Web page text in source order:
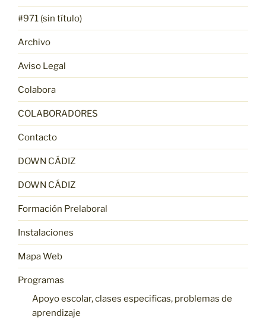
#971 (sin título)
Archivo
Aviso Legal
Colabora
COLABORADORES
Contacto
DOWN CÁDIZ
DOWN CÁDIZ
Formación Prelaboral
Instalaciones
Mapa Web
Programas
Apoyo escolar, clases especificas, problemas de
aprendizaje